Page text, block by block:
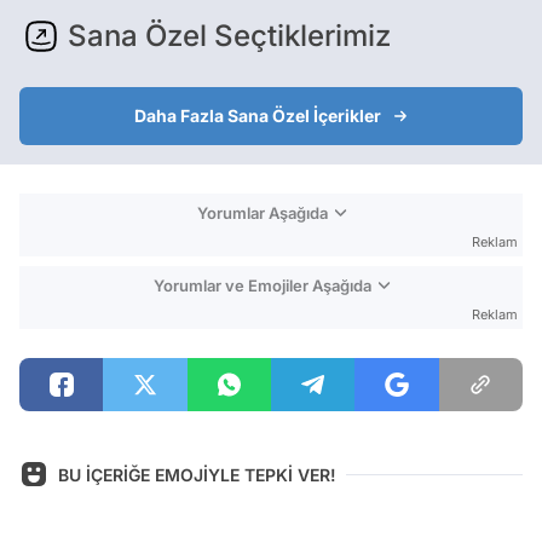
Sana Özel Seçtiklerimiz
Daha Fazla Sana Özel İçerikler
Yorumlar Aşağıda
Reklam
Yorumlar ve Emojiler Aşağıda
Reklam
BU İÇERİĞE EMOJİYLE TEPKİ VER!